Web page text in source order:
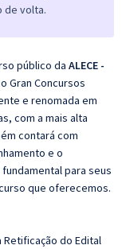
de volta.
público da ALECE -
Gran Concursos
e renomada em
com a mais alta
contará com
e o
para seus
que oferecemos.
Retificação do Edital